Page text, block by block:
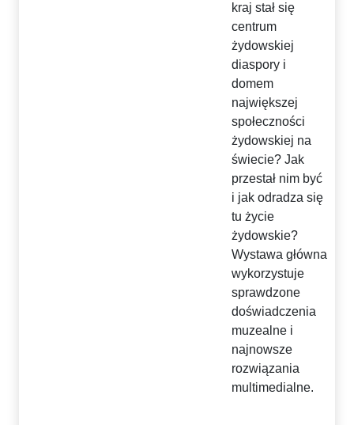
kraj stał się
centrum
żydowskiej
diaspory i
domem
największej
społeczności
żydowskiej na
świecie? Jak
przestał nim być
i jak odradza się
tu życie
żydowskie?
Wystawa główna
wykorzystuje
sprawdzone
doświadczenia
muzealne i
najnowsze
rozwiązania
multimedialne.